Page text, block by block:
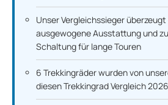
Unser Vergleichssieger
ausgewogene Ausstattung und
Schaltung für lange Touren
6 Trekkingräder wurden von
diesen Trekkingrad Vergleich